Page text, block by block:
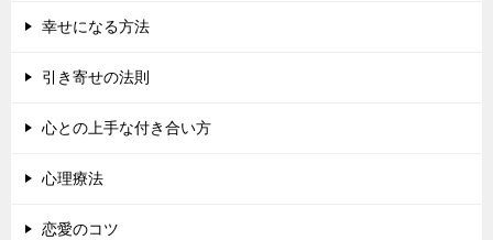
幸せになる方法
引き寄せの法則
心との上手な付き合い方
心理療法
恋愛のコツ